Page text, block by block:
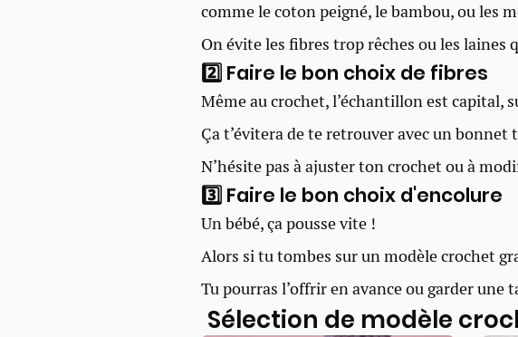
comme le coton peigné, le bambou, ou les
On évite les fibres trop rêches ou les laines
2️⃣ Faire le bon choix de fibres
Même au crochet, l’échantillon est capital,
Ça t’évitera de te retrouver avec un
N’hésite pas à ajuster ton crochet ou à
3️⃣ Faire le bon choix d'encolure
Un bébé, ça pousse vite !
Alors si tu tombes sur un modèle crochet
Tu pourras l’offrir en avance ou garder
Sélection de modèle